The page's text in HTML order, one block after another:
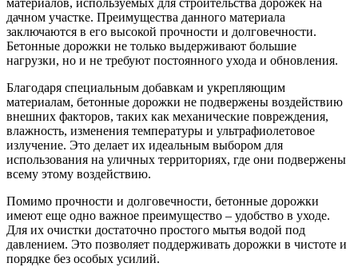
материалов, используемых для строительства дорожек на
дачном участке. Преимущества данного материала
заключаются в его высокой прочности и долговечности.
Бетонные дорожки не только выдерживают большие
нагрузки, но и не требуют постоянного ухода и обновления.
Благодаря специальным добавкам и укрепляющим
материалам, бетонные дорожки не подвержены воздействию
внешних факторов, таких как механические повреждения,
влажность, изменения температуры и ультрафиолетовое
излучение. Это делает их идеальным выбором для
использования на уличных территориях, где они подвержены
всему этому воздействию.
Помимо прочности и долговечности, бетонные дорожки
имеют еще одно важное преимущество – удобство в уходе.
Для их очистки достаточно простого мытья водой под
давлением. Это позволяет поддерживать дорожки в чистоте и
порядке без особых усилий.